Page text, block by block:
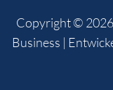
Copyright © 2026
Business |